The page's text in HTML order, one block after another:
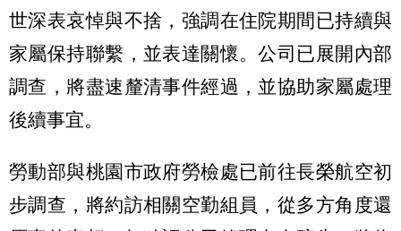
世深表哀悼與不捨，強調在住院期間已持續與
家屬保持聯繫，並表達關懷。公司已展開內部
調查，將盡速釐清事件經過，並協助家屬處理
後續事宜。
勞動部與桃園市政府勞檢處已前往長榮航空初
步調查，將約訪相關空勤組員，從多方角度還